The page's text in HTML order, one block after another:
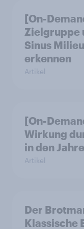
[On-
Zielgruppe
Sinus
erkennen
Artikel
[On-
Wirkung
in den
Artikel
Der
Klassische